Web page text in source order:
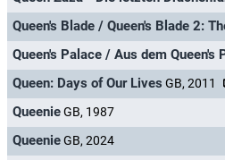
Queen's Blade / Queen's Blade 2:
Queen's Palace / Aus dem Queen's
Queen: Days of Our Lives GB, 2011
QueenieGB, 1987
QueenieGB, 2024